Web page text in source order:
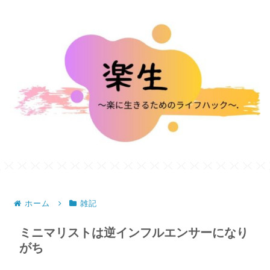
ホーム 雑記
ミニマリストは逆インフルエンサーになり
がち